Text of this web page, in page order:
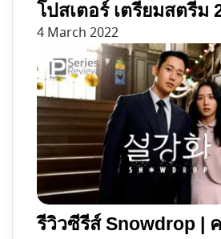
โปสเตอร์ เตรียมสตรีม
4 March 2022
รีวิวซีรีส์ Snowdrop |